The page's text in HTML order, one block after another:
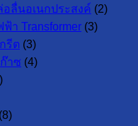
ลื่นอเนกประสงค์ (2)
า Transformer (3)
รีต (3)
าซ (4)
(8)